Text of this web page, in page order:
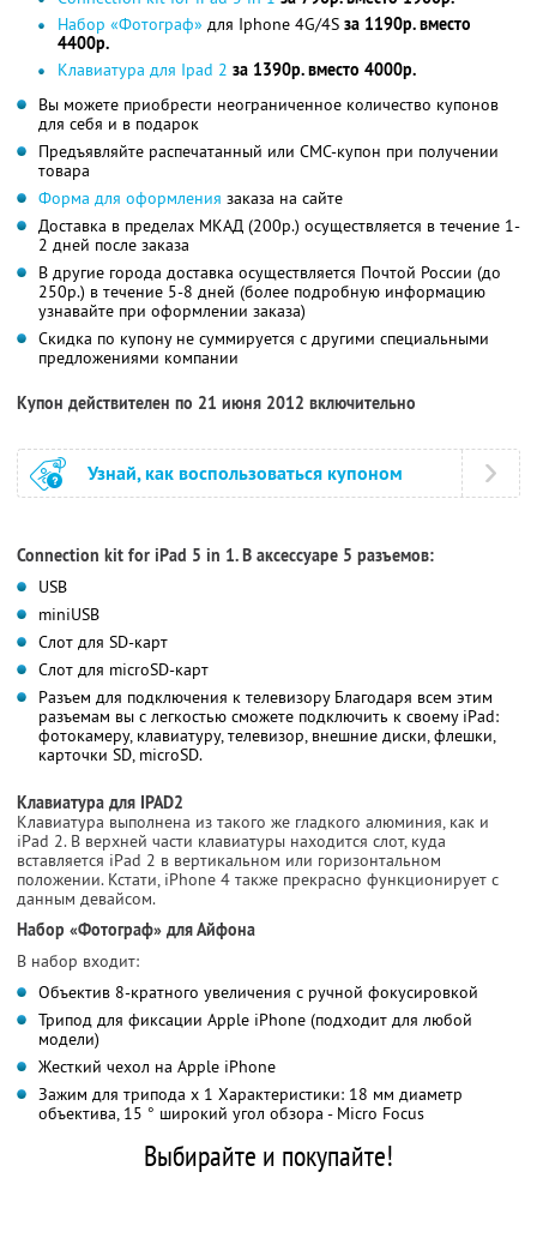
Набор «Фотограф» для Iphone 4G/4S за 1190р. вместо
4400р.
Клавиатура для Ipad 2 за 1390р. вместо 4000р.
Вы можете приобрести неограниченное количество купонов
для себя и в подарок
Предъявляйте распечатанный или СМС-купон при получении
товара
Форма для оформления заказа на сайте
Доставка в пределах МКАД (200р.) осуществляется в течение 1-
2 дней после заказа
В другие города доставка осуществляется Почтой России (до
250р.) в течение 5-8 дней (более подробную информацию
узнавайте при оформлении заказа)
Скидка по купону не суммируется с другими специальными
предложениями компании
Купон действителен по 21 июня 2012 включительно
Узнай, как воспользоваться купоном
Connection kit for iPad 5 in 1. В аксессуаре 5 разъемов:
USB
miniUSB
Слот для SD-карт
Слот для microSD-карт
Разъем для подключения к телевизору Благодаря всем этим
разъемам вы с легкостью сможете подключить к своему iPad:
фотокамеру, клавиатуру, телевизор, внешние диски, флешки,
карточки SD, microSD.
Клавиатура для IPAD2
Клавиатура выполнена из такого же гладкого алюминия, как и
iPad 2. В верхней части клавиатуры находится слот, куда
вставляется iPad 2 в вертикальном или горизонтальном
положении. Кстати, iPhone 4 также прекрасно функционирует с
данным девайсом.
Набор «Фотограф» для Айфона
В набор входит:
Объектив 8-кратного увеличения с ручной фокусировкой
Трипод для фиксации Apple iPhone (подходит для любой
модели)
Жесткий чехол на Apple iPhone
Зажим для трипода x 1 Характеристики: 18 мм диаметр
объектива, 15 ° широкий угол обзора - Micro Focus
Выбирайте и покупайте!